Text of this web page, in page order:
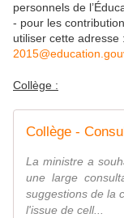
personnels de
- pour les
utiliser cette adresse :
Collège :
Collège -
La ministre a
une large
suggestions de la
l'issue de cell...